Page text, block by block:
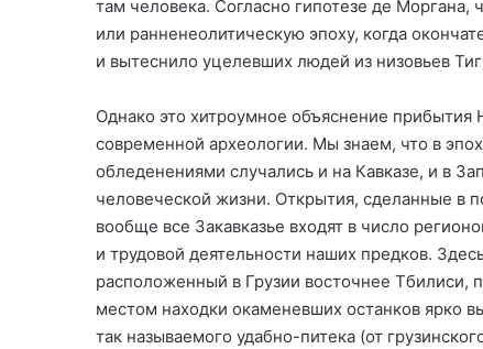
там человека. Согласно гипотезе де
или ранненеолитическую эпоху, когда
и вытеснило уцелевших людей из низовьев
Однако это хитроумное объяснение
современной археологии. Мы знаем, что в
обледенениями случались и на Кавказе, и в
человеческой жизни. Открытия, сделанные в
вообще все Закавказье входят в число
и трудовой деятельности наших предков.
расположенный в Грузии восточнее Тбилиси,
местом находки окаменевших останков ярко
так называемого удабно-питека (от